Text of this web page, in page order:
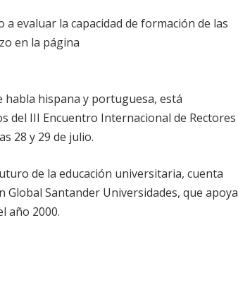
evaluar la capacidad de formación de las
en la página
habla hispana y portuguesa, está
del III Encuentro Internacional de Rectores
28 y 29 de julio.
de la educación universitaria, cuenta
Global Santander Universidades, que apoya
año 2000.